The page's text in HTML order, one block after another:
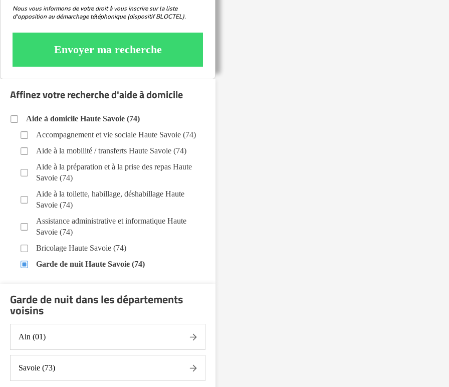
Nous vous informons de votre droit à vous inscrire sur la liste
d'opposition au démarchage téléphonique (dispositif BLOCTEL).
Envoyer ma recherche
Affinez votre recherche d'aide à domicile
Aide à domicile Haute Savoie (74)
Accompagnement et vie sociale Haute Savoie (74)
Aide à la mobilité / transferts Haute Savoie (74)
Aide à la préparation et à la prise des repas Haute
Savoie (74)
Aide à la toilette, habillage, déshabillage Haute
Savoie (74)
Assistance administrative et informatique Haute
Savoie (74)
Bricolage Haute Savoie (74)
Garde de nuit Haute Savoie (74)
Infirmiers Haute Savoie (74)
Jardinage Haute Savoie (74)
du linge Haute Savoie (74)
Sorties (promenades, rendez-vous médicaux...) Haute
Savoie (74)
Garde de nuit dans les départements
voisins
Ain (01)
Savoie (73)